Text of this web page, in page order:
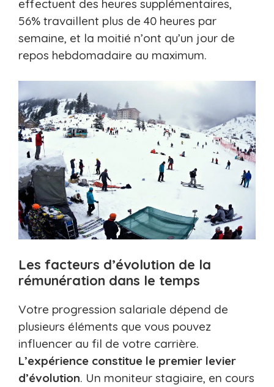
effectuent des heures supplémentaires,
56% travaillent plus de 40 heures par
semaine, et la moitié n’ont qu’un jour de
repos hebdomadaire au maximum.
Les facteurs d’évolution de la
rémunération dans le temps
Votre progression salariale dépend de
plusieurs éléments que vous pouvez
influencer au fil de votre carrière.
L’expérience constitue le premier levier
d’évolution. Un moniteur stagiaire, en cours